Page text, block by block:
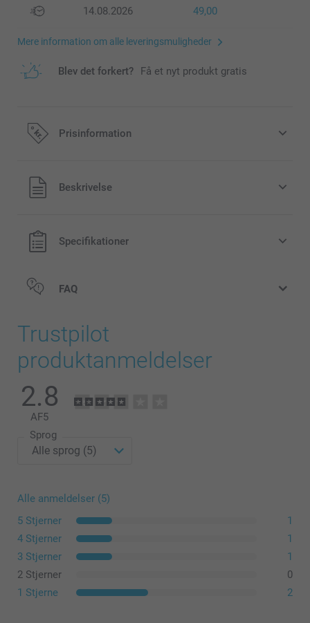
14.08.2026 49,00
Mere information om alle leveringsmuligheder
Blev det forkert? Få et nyt produkt gratis
Prisinformation
Alle priser inklusive moms og uden
forsendelsesomkostninger
Beskrivelse
Specifikationer
FAQ
Trustpilot
produktanmeldelser
2.8
AF5
Sprog
Alle anmeldelser (5)
5 Stjerner
1
4 Stjerner
1
3 Stjerner
1
2 Stjerner
0
1 Stjerne
2